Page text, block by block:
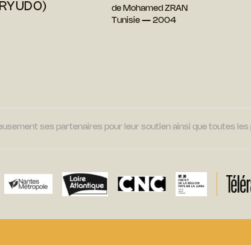
de Mohamed ZRAN
Tunisie — 2004
ses partenaires pour leur soutien ainsi que toutes